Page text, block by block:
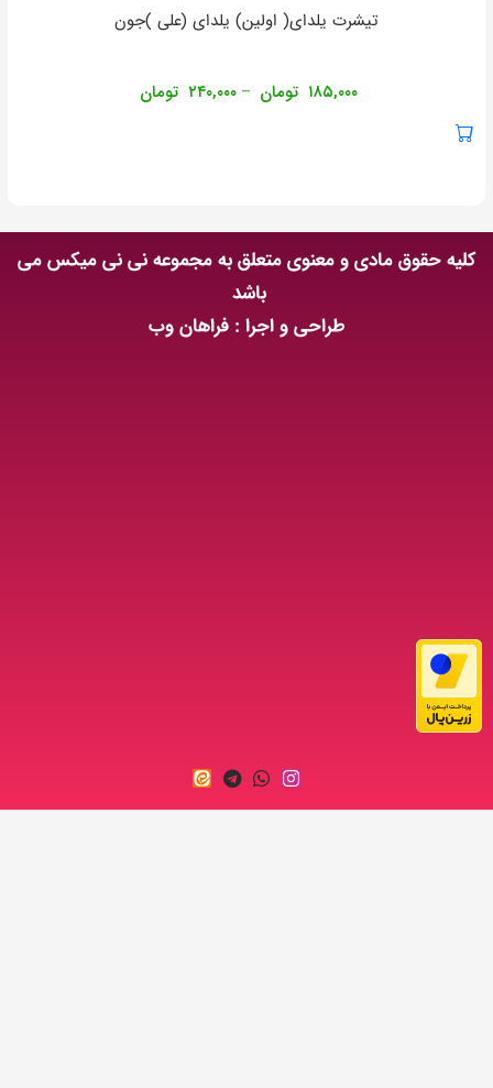
تیشرت یلدای( اولین) یلدای (علی )جون
۱۸۵,۰۰۰ تومان – ۲۴۰,۰۰۰ تومان
کلیه حقوق مادی و معنوی متعلق به مجموعه نی نی میکس می
باشد
طراحی و اجرا : فراهان وب